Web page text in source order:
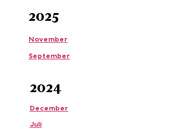
2025
November
September
2024
December
Juli